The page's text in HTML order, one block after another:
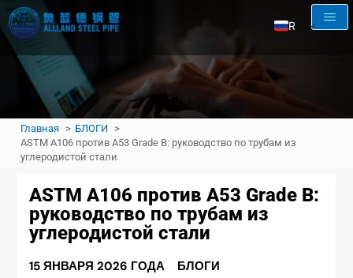
Главная
БЛОГИ
ASTM A106 против A53 Grade B: руководство по трубам из
углеродистой стали
ASTM A106 против A53 Grade B:
руководство по трубам из
углеродистой стали
15 ЯНВАРЯ 2026 ГОДА БЛОГИ